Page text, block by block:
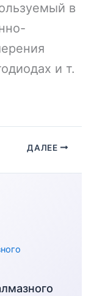
в
и т.
ДАЛЕЕ